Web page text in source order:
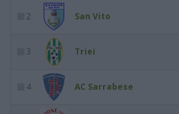
2 San Vito
3 Triei
4 AC Sarrabese